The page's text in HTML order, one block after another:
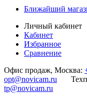
Ближайший
Личный кабинет
Кабинет
Избранное
Сравнение
Офис продаж, Москва:
opt@novicam.ru
tp@novicam.ru